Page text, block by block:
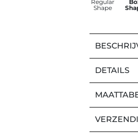
Regular
Shape
DETAILS